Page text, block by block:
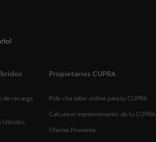
de recarga
híbridos
Propietarios CUPRA
Pide cita taller online para tu CUPRA
Calcula el mantenimiento de tu CUPRA
Ofertas Posventa